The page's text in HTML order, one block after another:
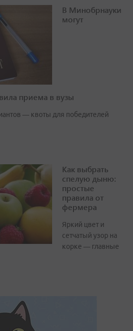
В Минобрнауки
могут
приема в вузы
— квоты для победителей
Как выбрать
спелую дыню:
простые
правила от
фермера
Яркий цвет и
сетчатый узор на
корке — главные